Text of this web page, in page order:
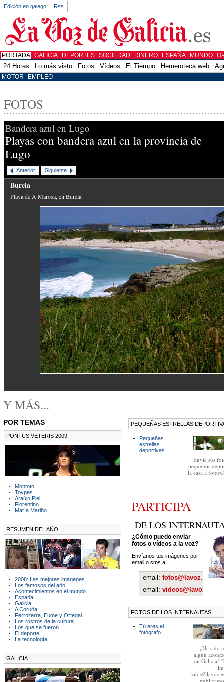
Edición en galego Rss
PORTADA
24 Horas Lo más visto Fotos Vídeos El Tiempo Hemeroteca web
GALICIA DEPORTES SOCIEDAD DINERO ESPAÑA MUNDO
MOTOR EMPLEO
FOTOS
Bandera azul en Lugo
Playas con bandera azul en la provincia de
Lugo
Anterior Siguiente
Burela
Playa de A Marosa, en Burela.
Y MÁS...
POR TEMAS
PONTUS VETERIS 2009
Montoto
Toypes
Araújo Piel
Florentino
María Mariño
RESUMEN DEL AÑO
2008: Las mejores imágenes
Los famosos del año
Acontecimientos en el mundo
España
Galicia
A Coruña
Ferrolterra, Eume y Ortegal
Los rostros de la cultura
Los que se fueron
El deporte
La tecnología
GALICIA
PEQUEÑAS ESTRELLAS
Envíe sus
pequeños
la casa a
Pequeñas
estrellas
deportivas
PARTICIPA
DE LOS
¿Cómo puedo enviar
fotos o vídeos a la voz?
Envíanos tus imágenes por
email o sms a:
email: fotos@lavoz.es
email: videos@lavoz.es
FOTOS DE LOS INTERNAUTAS
¿Ha sido
algún
en Galicia?
Tú eres el
fotógrafo